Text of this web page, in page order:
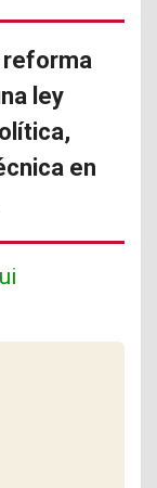
reforma
ley
en